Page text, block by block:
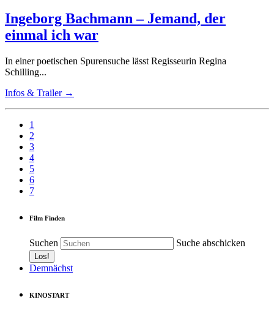
Ingeborg Bachmann – Jemand, der
einmal ich war
In einer poetischen Spurensuche lässt Regisseurin Regina
Schilling...
Infos & Trailer →
1
2
3
4
5
6
7
Film Finden
Suchen Suche abschicken
Demnächst
KINOSTART